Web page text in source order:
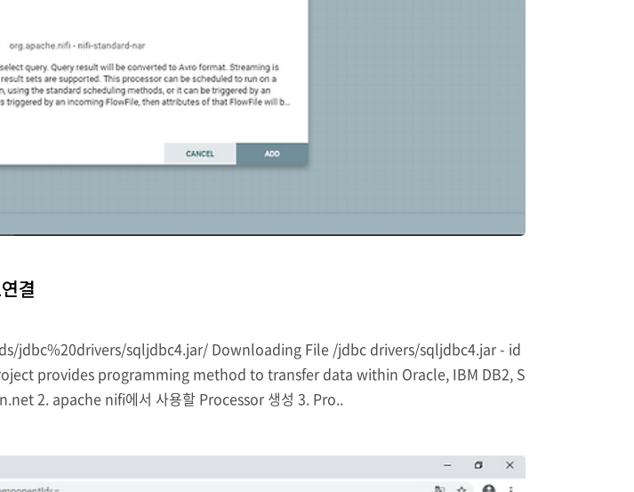
결
jdbc%20drivers/sqljdbc4.jar/ Downloading File /jdbc drivers/sqljdbc4.jar - id
provides programming method to transfer data within Oracle, IBM DB2, S
2. apache nifi에서 사용할 Processor 생성 3. Pro..